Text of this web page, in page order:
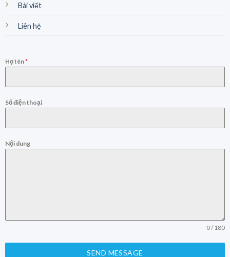
Bài viết
Liên hệ
Họ tên*
Số điện thoại
Nội dung
0 / 180
SEND MESSAGE